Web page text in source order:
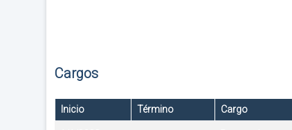
Cargos
Inicio Término Cargo